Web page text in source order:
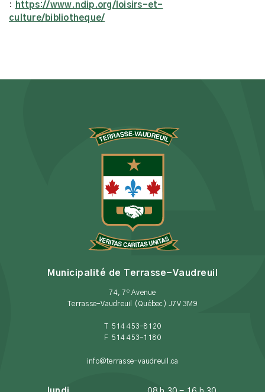
:
https://www.ndip.org/loisirs-et-
culture/bibliotheque/
Municipalité de Terrasse-Vaudreuil
74, 7 eAvenue
Terrasse-Vaudreuil (Québec) J7V 3M9
T 514 453-8120
F 514 453-1180
info@terrasse-vaudreuil.ca